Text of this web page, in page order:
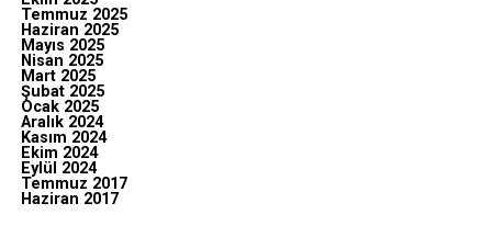
Temmuz 2025
Haziran 2025
Mayıs 2025
Nisan 2025
Mart 2025
Şubat 2025
Ocak 2025
Aralık 2024
Kasım 2024
Ekim 2024
Eylül 2024
Temmuz 2017
Haziran 2017